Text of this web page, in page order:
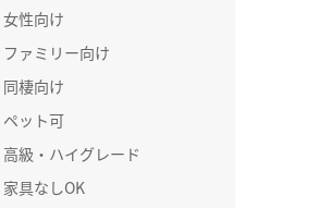
女性向け
ファミリー向け
同棲向け
ペット可
高級・ハイグレード
家具なしOK